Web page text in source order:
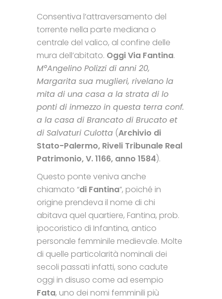
Consentiva l’attraversamento del
torrente nella parte mediana o
centrale del valico, al confine delle
mura dell’abitato. Oggi Via Fantina.
M°Angelino Polizzi di anni 20,
Margarita sua muglieri, rivelano la
mita di una casa a la strata di lo
ponti di inmezzo in questa terra conf.
a la casa di Brancato di Brucato et
di Salvaturi Culotta (Archivio di
Stato-Palermo, Riveli Tribunale Real
Patrimonio, V. 1166, anno 1584).
Questo ponte veniva anche
chiamato “di Fantina”, poiché in
origine prendeva il nome di chi
abitava quel quartiere, Fantina, prob.
ipocoristico di Infantina, antico
personale femminile medievale. Molte
di quelle particolarità nominali dei
secoli passati infatti, sono cadute
oggi in disuso come ad esempio
Fata, uno dei nomi femminili più